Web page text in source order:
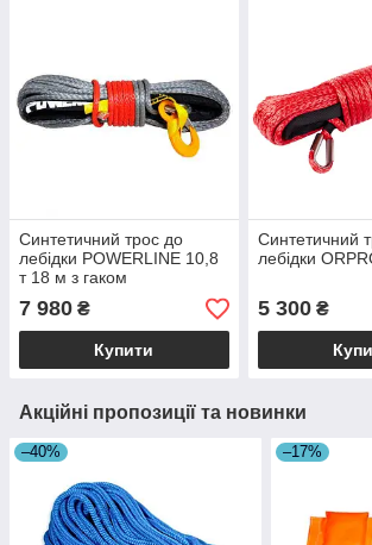
Синтетичний трос до
лебідки POWERLINE 10,8
т 18 м з гаком
7 980 ₴
Купити
Синтетичний
лебідки
5 300₴
Акційні пропозиції та новинки
–40% –17%